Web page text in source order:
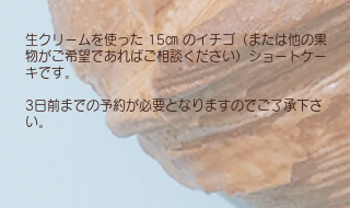
生クリームを使った 15㎝ のイチゴ（または他の果
物がご希望であればご相談ください）ショートケー
キです。
​3日前までの予約が必要となりますのでご了承下さ
い。